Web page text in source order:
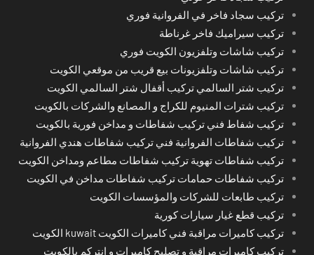
تركيب سجاد فاخر في الفروانية فوري
تركيب سيراميك فاخر غرناطة
تركيب شاشات وتلفزيون الكويت فوري
تركيب شاشات وتلفزيونات بيع قريب من موقعي الكويت
تركيب شتر السالمي تركيب أقفال شتر السالمي الكويت
تركيب شترات المنيوم للكراج و المصانع والشركات بالكويت
تركيب شفاط فني تركيب شفاطات و مداخن فورية بالكويت
تركيب شفاطات الفروانية فني تركيب شفاطات هندي الفروانية
تركيب شفاطات تهوية تركيب شفاطات مطاعم ومداخن الكويت
تركيب شفاطات حمامات تركيب شفاطات مداخن في الكويت
تركيب طابعات للشركات والمؤسسات الكويت
تركيب قطع غيار سيارات كورية
تركيب كاميرات مراقبة فني كاميرات الكويت kuwait الكويت
تركيب كاميرات مراقبة و تصليح كاميرات و انتركم بالكويت